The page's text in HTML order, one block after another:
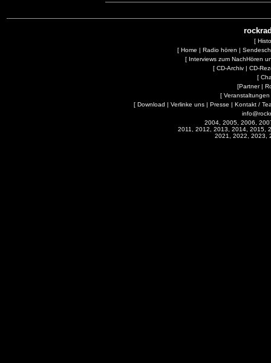
[
[ Home | Radio hören |
[ Interviews zum NachHören
[ CD-Archiv| CD-
[
[Partner|
[ Veranstaltungen
[ Download | Verlinke uns | Presse | Kontakt /
2004, 2005, 2006,
2011, 2012, 2013, 2014, 2015,
2021, 2022, 2023,